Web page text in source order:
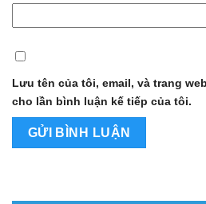
Lưu tên của tôi, email, và trang
cho lần bình luận kế tiếp của tôi.